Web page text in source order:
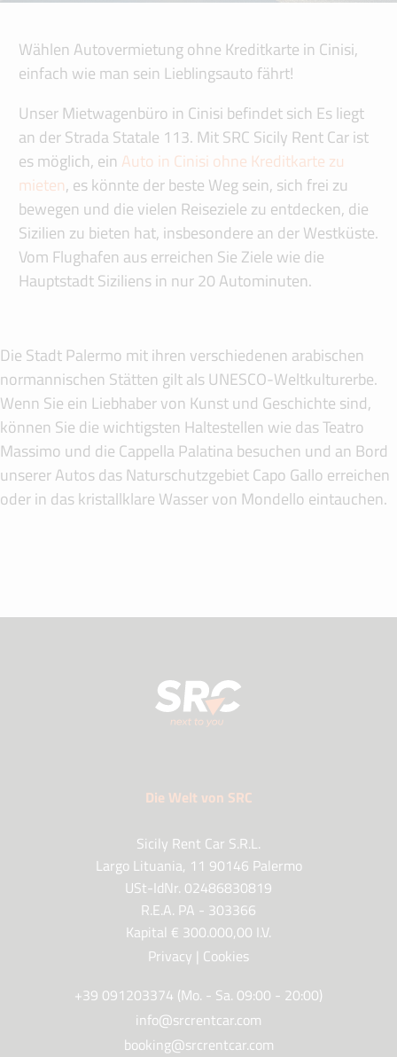
Wählen Autovermietung ohne Kreditkarte in Cinisi,
einfach wie man sein Lieblingsauto fährt!
Unser Mietwagenbüro in Cinisi befindet sich Es liegt
an der Strada Statale 113. Mit SRC Sicily Rent Car ist
es möglich, ein Auto in Cinisi ohne Kreditkarte zu
mieten, es könnte der beste Weg sein, sich frei zu
bewegen und die vielen Reiseziele zu entdecken, die
Sizilien zu bieten hat, insbesondere an der Westküste.
Vom Flughafen aus erreichen Sie Ziele wie die
Hauptstadt Siziliens in nur 20 Autominuten.
Die Stadt Palermo mit ihren verschiedenen arabischen
normannischen Stätten gilt als UNESCO-Weltkulturerbe.
Wenn Sie ein Liebhaber von Kunst und Geschichte sind,
können Sie die wichtigsten Haltestellen wie das Teatro
Massimo und die Cappella Palatina besuchen und an Bord
unserer Autos das Naturschutzgebiet Capo Gallo erreichen
oder in das kristallklare Wasser von Mondello eintauchen.
Die Welt von SRC
Sicily Rent Car S.R.L.
Largo Lituania, 11 90146 Palermo
USt-IdNr. 02486830819
R.E.A. PA - 303366
Kapital € 300.000,00 I.V.
Privacy | Cookies
+39 091203374 (Mo. - Sa. 09:00 - 20:00)
info@srcrentcar.com
booking@srcrentcar.com